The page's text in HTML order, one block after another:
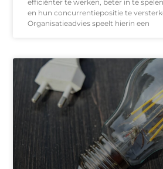
efficiënter te werken, beter in te
en hun concurrentiepositie te
Organisatieadvies speelt hierin een